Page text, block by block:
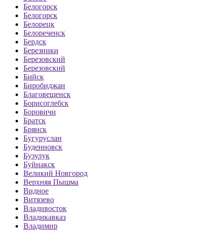
Белогорск
Белогорск
Белорецк
Белореченск
Бердск
Березники
Березовский
Березовский
Бийск
Биробиджан
Благовещенск
Борисоглебск
Боровичи
Братск
Брянск
Бугуруслан
Буденновск
Бузулук
Буйнакск
Великий Новгород
Верхняя Пышма
Видное
Витязево
Владивосток
Владикавказ
Владимир